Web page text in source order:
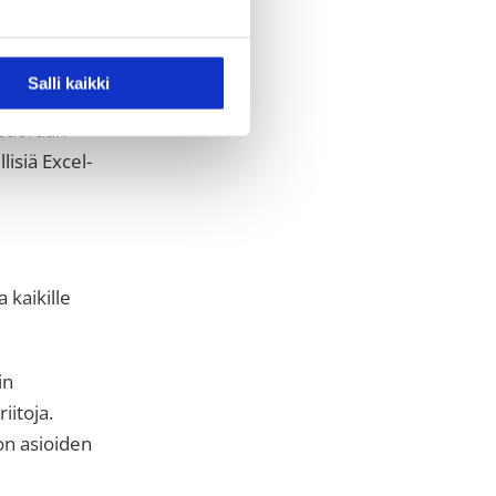
Salli kaikki
Excel-
kaikille
asioiden